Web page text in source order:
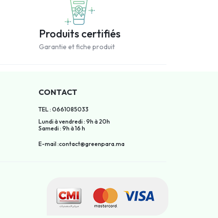
Produits certifiés
Garantie et fiche produit
CONTACT
TEL : 0661085033
Lundi à vendredi : 9h à 20h
Samedi : 9h à 16 h
E-mail :contact@greenpara.ma